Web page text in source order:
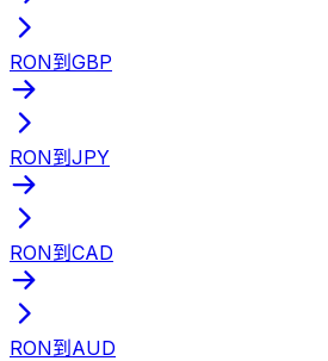
RON到GBP
RON到JPY
RON到CAD
RON到AUD